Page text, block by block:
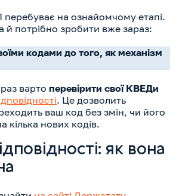
на ознайомчому етапі.
потрібно зробити вже зараз:
кодами до того, як механізм
варто перевірити свої КВЕДи
. Це дозволить
ваш код без змін, чи його
кілька нових кодів.
як вона